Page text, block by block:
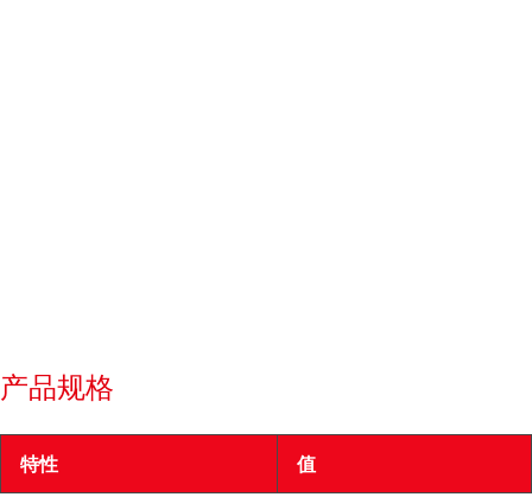
产品规格
特性 值